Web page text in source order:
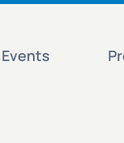
Events